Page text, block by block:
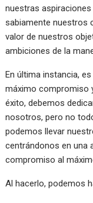
nuestras
sabiamente nuestros
valor de nuestros
ambiciones de la
En última instancia,
máximo compromiso
éxito, debemos
nosotros, pero no
podemos llevar
centrándonos en una
compromiso al
Al hacerlo, podemos